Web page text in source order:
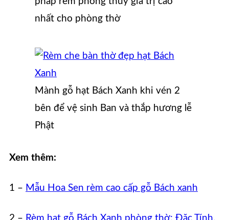
nhất cho phòng thờ
Mành gỗ hạt Bách Xanh khi vén 2
bên để vệ sinh Ban và thắp hương lễ
Phật
Xem thêm:
1 – Mẫu Hoa Sen rèm cao cấp gỗ Bách xanh